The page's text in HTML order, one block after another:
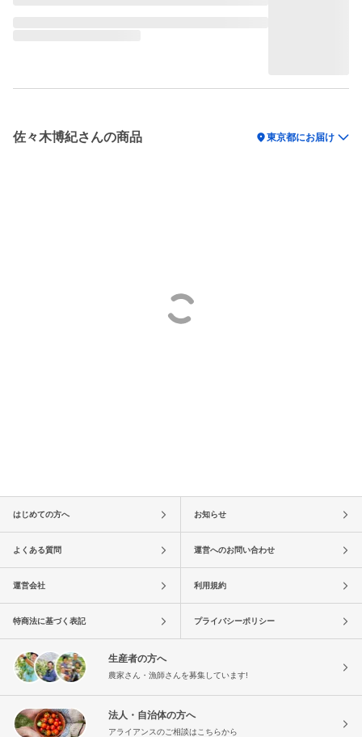
佐々木博紀さんの商品 location_on東京都にお届け
はじめての方へ お知らせ
よくある質問 運営へのお問い合わせ
運営会社 利用規約
特商法に基づく表記 プライバシーポリシー
生産者の方へ
農家さん・漁師さんを募集しています!
法人・自治体の方へ
アライアンスのご相談はこちらから